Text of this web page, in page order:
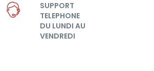
SUPPORT
TELEPHONE
DU LUNDI AU
VENDREDI